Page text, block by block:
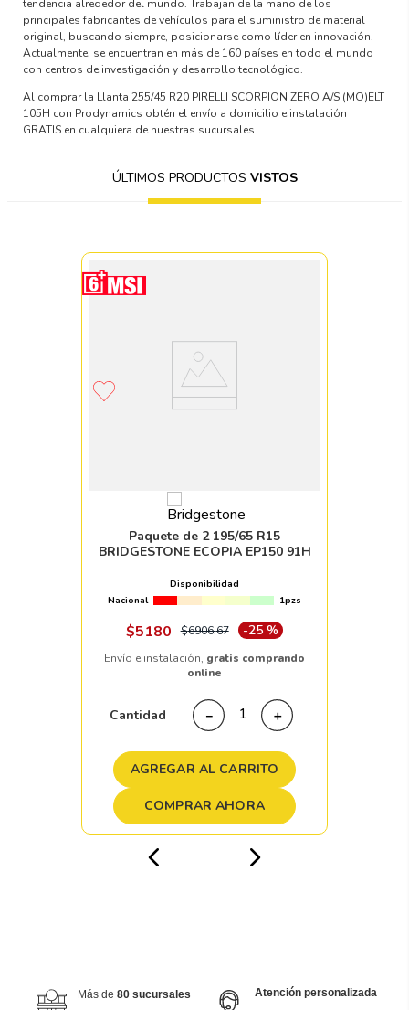
tendencia alrededor del mundo. Trabajan de la mano de los
principales fabricantes de vehículos para el suministro de material
original, buscando siempre, posicionarse como líder en innovación.
Actualmente, se encuentran en más de 160 países en todo el mundo
con centros de investigación y desarrollo tecnológico.
Al comprar la Llanta 255/45 R20 PIRELLI SCORPION ZERO A/S (MO)ELT
105H con Prodynamics obtén el envío a domicilio e instalación
GRATIS en cualquiera de nuestras sucursales.
ÚLTIMOS PRODUCTOS VISTOS
Paquete de 2 195/65 R15
BRIDGESTONE ECOPIA EP150 91H
Disponibilidad
Nacional
1pzs
$5180 $6906.67 -25 %
Envío e instalación, gratis comprando
online
Cantidad ＋
－
AGREGAR AL CARRITO
COMPRAR AHORA
Más de 80 sucursales Atención personalizada